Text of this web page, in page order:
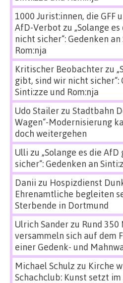
1000 Jurist:innen, die GFF
AfD-Verbot zu „Solange
nicht sicher“: Gedenken
Rom:nja
Kritischer Beobachterzu
gibt, sind wir nicht sicher“:
Sinti:zze und Rom:nja
Udo Stailerzu Stadtbahn
Wagen“-Modernisierung
doch weitergehen
Ulli zu „Solange es die
sicher“: Gedenken an
Danii zu Hospizdienst
Ehrenamtliche begleiten
Sterbende in Dortmund
Ulrich Sanderzu Rund 350
versammeln sich auf dem
einer Gedenk- und
Michael Schulz zu Kirche
Schachclub: Kunst setzt im